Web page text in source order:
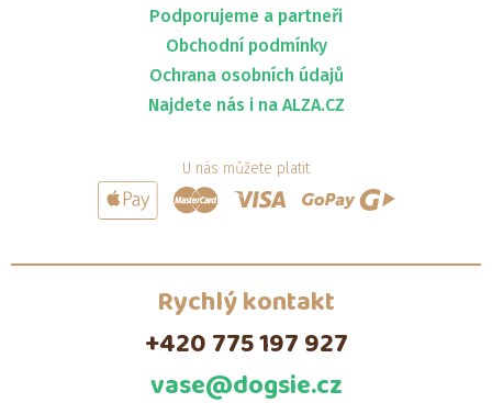
Podporujeme a partneři
Obchodní podmínky
Ochrana osobních údajů
Najdete nás i na ALZA.CZ
U nás můžete platit
Rychlý kontakt
+420 775 197 927
vase@dogsie.cz